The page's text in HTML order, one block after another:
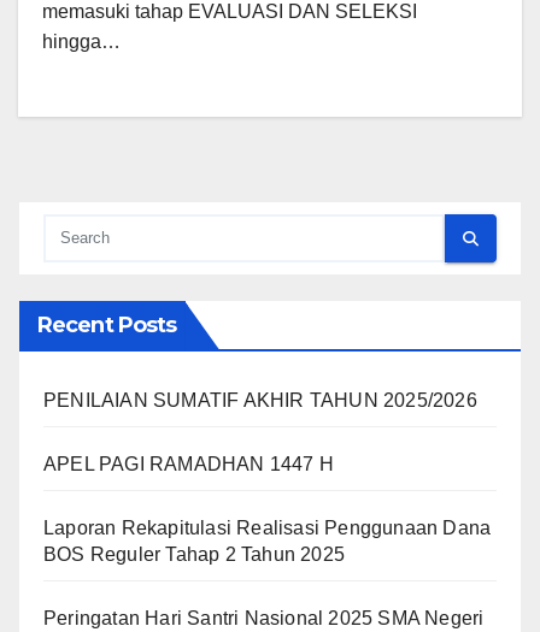
memasuki tahap EVALUASI DAN SELEKSI
hingga…
Recent Posts
PENILAIAN SUMATIF AKHIR TAHUN 2025/2026
APEL PAGI RAMADHAN 1447 H
Laporan Rekapitulasi Realisasi Penggunaan Dana
BOS Reguler Tahap 2 Tahun 2025
Peringatan Hari Santri Nasional 2025 SMA Negeri